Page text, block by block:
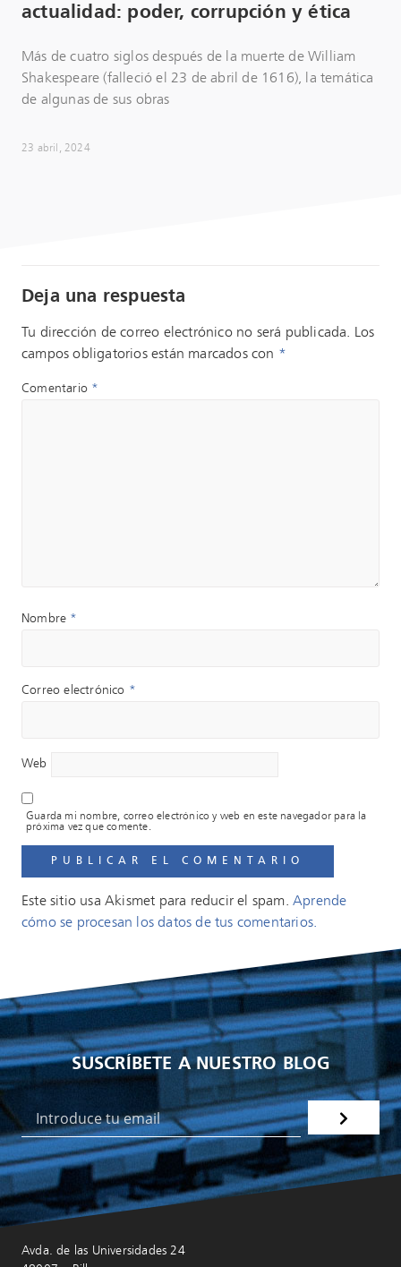
actualidad: poder, corrupción y ética
Más de cuatro siglos después de la muerte de William
Shakespeare (falleció el 23 de abril de 1616), la temática
de algunas de sus obras
23 abril, 2024
Deja una respuesta
Tu dirección de correo electrónico no será publicada. Los
campos obligatorios están marcados con *
Comentario *
Nombre *
Correo electrónico *
Web
Guarda mi nombre, correo electrónico y web en este navegador para la
próxima vez que comente.
Este sitio usa Akismet para reducir el spam. Aprende
cómo se procesan los datos de tus comentarios.
SUSCRÍBETE A NUESTRO BLOG
Avda. de las Universidades 24